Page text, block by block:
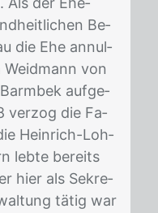
Be­
die Ehe an­nul­
von
auf­ge­
ver­zog die Fa­
Hein­rich-Loh­
leb­te be­reits
hier als Se­kre­
tä­tig war